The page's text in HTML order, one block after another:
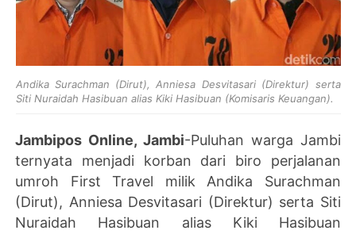
Andika Surachman (Dirut), Anniesa Desvitasari (Direktur) serta
Siti Nuraidah Hasibuan alias Kiki Hasibuan (Komisaris Keuangan).
Jambipos Online, Jambi-Puluhan warga Jambi
ternyata menjadi korban dari biro perjalanan
umroh First Travel milik Andika Surachman
(Dirut), Anniesa Desvitasari (Direktur) serta Siti
Nuraidah Hasibuan alias Kiki Hasibuan